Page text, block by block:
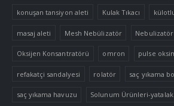
konuşan tansiyon aleti Kulak Tıkacı
masaj aleti Mesh Nebülizatör Nebulizatör
Oksijen Konsantratörü omron pulse
refakatçi sandalyesi rolatör saç yıkama
saç yıkama havuzu Solunum Ürünleri-